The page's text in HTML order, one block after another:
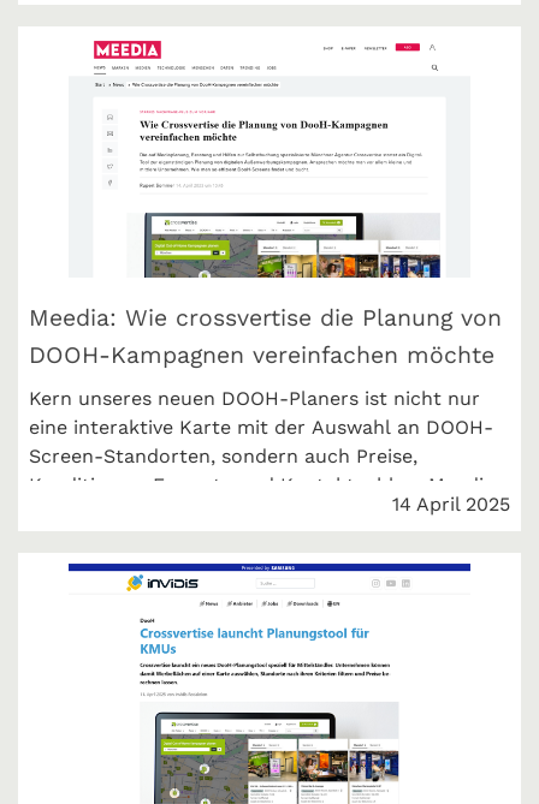
um zu bestehen.
Meedia: Wie crossvertise die Planung von
DOOH-Kampagnen vereinfachen möchte
Kern unseres neuen DOOH-Planers ist nicht nur
eine interaktive Karte mit der Auswahl an DOOH-
Screen-Standorten, sondern auch Preise,
Konditionen, Formate und Kontaktzahlen. Meedia
14 April 2025